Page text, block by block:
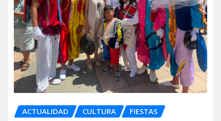
ACTUALIDAD CULTURA FIESTAS